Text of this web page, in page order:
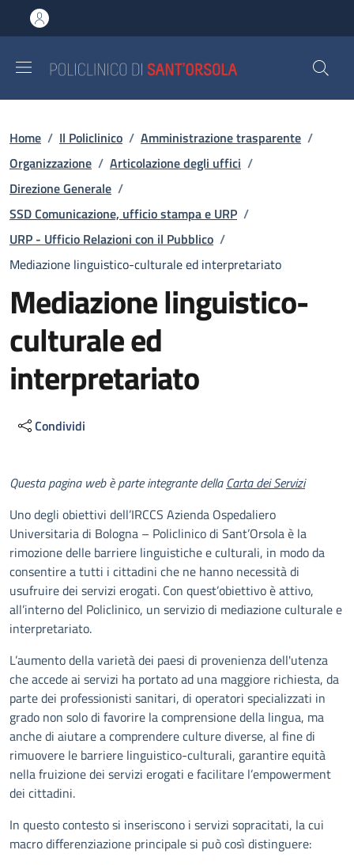
al contenuto principale
to footer content
Briciole di pane
Home / Il Policlinico / Amministrazione trasparente /
Organizzazione / Articolazione degli uffici /
Direzione Generale /
SSD Comunicazione, ufficio stampa e URP /
URP - Ufficio Relazioni con il Pubblico /
Mediazione linguistico-culturale ed interpretariato
Mediazione linguistico-
culturale ed
interpretariato
Condividi
Descrizione
Questa pagina web è parte integrante dellaCarta dei Servizi
Uno degli obiettivi dell’IRCCS Azienda Ospedaliero
Universitaria di Bologna – Policlinico di Sant’Orsola è la
rimozione delle barriere linguistiche e culturali, in modo da
consentire a tutti i cittadini che ne hanno necessità di
usufruire dei servizi erogati. Con quest’obiettivo è attivo,
all’interno del Policlinico, un servizio di mediazione culturale e
interpretariato.
L’aumento della varietà dei paesi di provenienza dell'utenza
che accede ai servizi ha portato ad una maggiore richiesta, da
parte dei professionisti sanitari, di operatori specializzati in
grado non solo di favorire la comprensione della lingua, ma
anche di aiutare a comprendere culture diverse, al fine di
rimuovere le barriere linguistico-culturali, garantire equità
nella fruizione dei servizi erogati e facilitare l’empowerment
dei cittadini.
In questo contesto si inseriscono i servizi sopracitati, la cui
macro differenziazione principale si può così distinguere: